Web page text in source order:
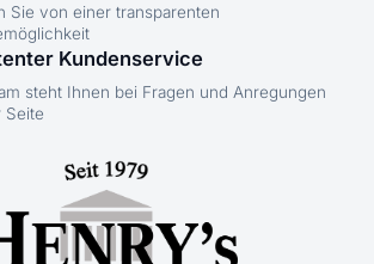
Sie von einer transparenten
Kundenservice
steht Ihnen bei Fragen und Anregungen
Seite